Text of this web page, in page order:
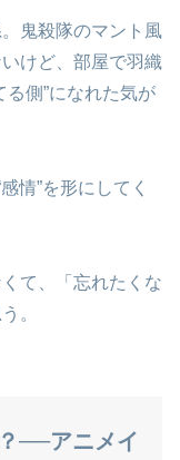
鬼殺隊のマント風
けど、部屋で羽織
る側”になれた気が
情”を形にしてく
て、「忘れたくな
。
──アニメイ